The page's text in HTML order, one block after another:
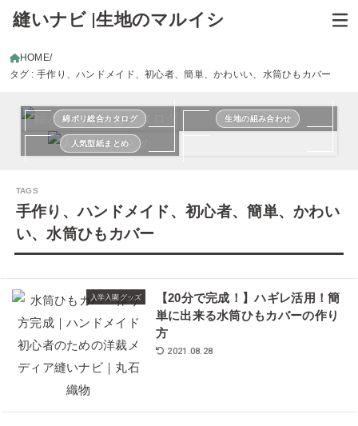
縫いナビ |生地のマルイシ
HOME
タグ : 手作り、ハンドメイド、初心者、簡単、かわいい、水筒ひもカバー
綿ポリ総合カタログ 生地の組み合わせ
人気型紙まとめ
手作り、ハンドメイド、初心者、簡単、かわい
い、水筒ひもカバー
入学入園グッズ
【20分で完成！】ハギレ活用！簡
単に出来る水筒ひもカバーの作り
方
2021.08.28